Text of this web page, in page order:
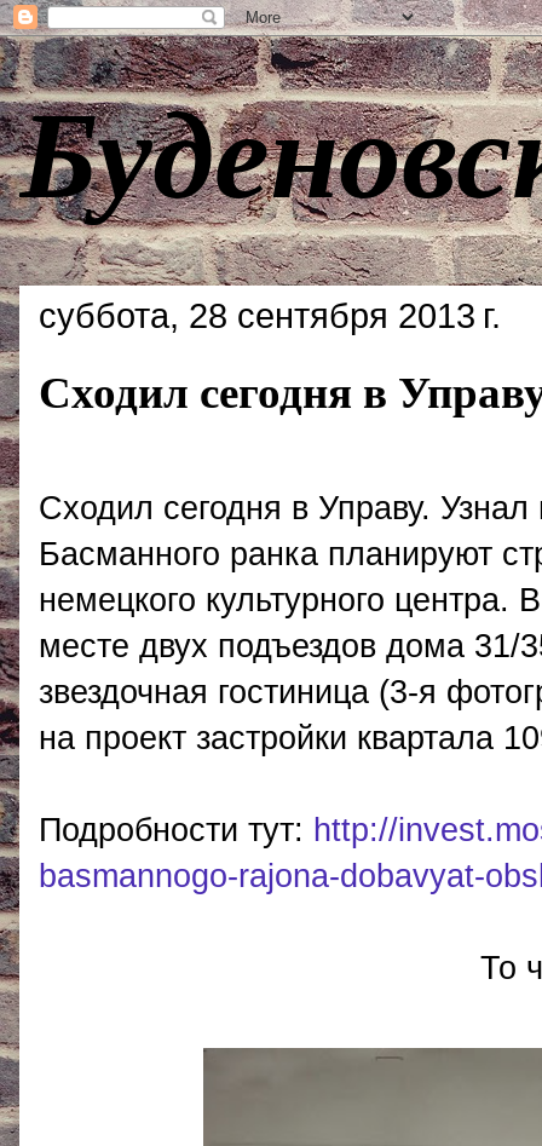
суббота, 28 сентября 2013 г.
Сходил сегодня в
Сходил сегодня в Управу.
Басманного ранка планируют
немецкого культурного
месте двух подъездов дома 31/
звездочная гостиница (3-я
на проект застройки квартала
Подробности тут: http://
basmannogo-rajona-dobavyat-
То